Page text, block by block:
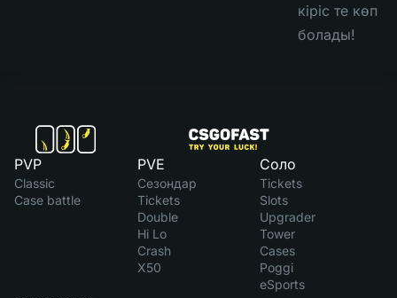
кіріс те көп
болады!
PVP
Classic
Case battle
PVE
Сезондар
Tickets
Double
Hi Lo
Crash
X50
Соло
Tickets
Slots
Upgrader
Tower
Cases
Poggi
eSports